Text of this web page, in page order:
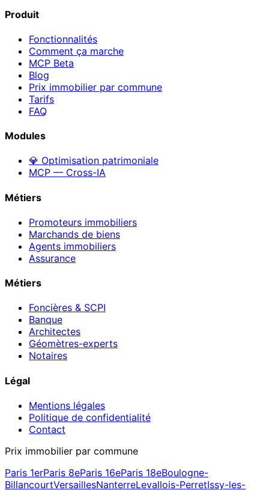
Produit
Fonctionnalités
Comment ça marche
MCP Beta
Blog
Prix immobilier par commune
Tarifs
FAQ
Modules
💎 Optimisation patrimoniale
MCP — Cross-IA
Métiers
Promoteurs immobiliers
Marchands de biens
Agents immobiliers
Assurance
Métiers
Foncières & SCPI
Banque
Architectes
Géomètres-experts
Notaires
Légal
Mentions légales
Politique de confidentialité
Contact
Prix immobilier par commune
Paris 1erParis 8eParis 16eParis 18eBoulogne-
BillancourtVersaillesNanterreLevallois-PerretIssy-les-